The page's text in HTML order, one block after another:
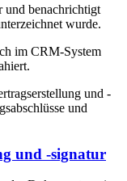
und benachrichtigt
wurde.
im CRM-System
und -
und
und -signatur